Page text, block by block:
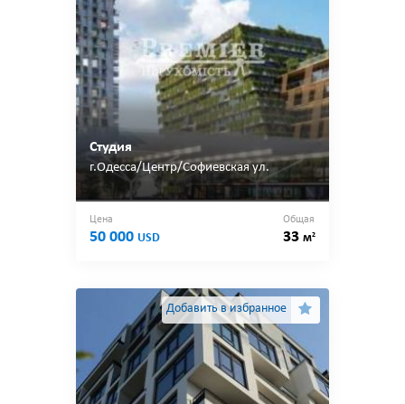
Студия
г.Одесса/Центр/Софиевская ул.
Цена
50 000 USD
Общая
33 м2
Добавить в избранное